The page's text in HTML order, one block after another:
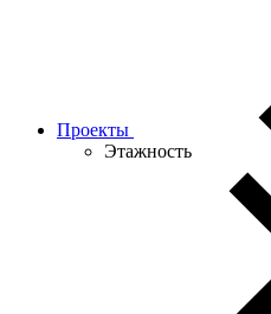
Проекты
Этажность